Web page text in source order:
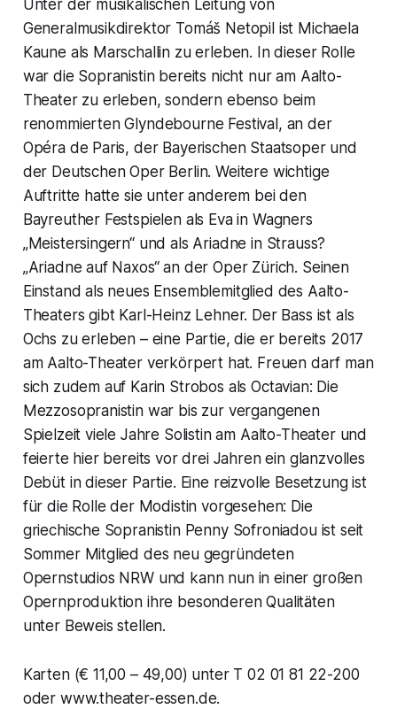
Unter der musikalischen Leitung von
Generalmusikdirektor Tomáš Netopil ist Michaela
Kaune als Marschallin zu erleben. In dieser Rolle
war die Sopranistin bereits nicht nur am Aalto-
Theater zu erleben, sondern ebenso beim
renommierten Glyndebourne Festival, an der
Opéra de Paris, der Bayerischen Staatsoper und
der Deutschen Oper Berlin. Weitere wichtige
Auftritte hatte sie unter anderem bei den
Bayreuther Festspielen als Eva in Wagners
„Meistersingern“ und als Ariadne in Strauss?
„Ariadne auf Naxos“ an der Oper Zürich. Seinen
Einstand als neues Ensemblemitglied des Aalto-
Theaters gibt Karl-Heinz Lehner. Der Bass ist als
Ochs zu erleben – eine Partie, die er bereits 2017
am Aalto-Theater verkörpert hat. Freuen darf man
sich zudem auf Karin Strobos als Octavian: Die
Mezzosopranistin war bis zur vergangenen
Spielzeit viele Jahre Solistin am Aalto-Theater und
feierte hier bereits vor drei Jahren ein glanzvolles
Debüt in dieser Partie. Eine reizvolle Besetzung ist
für die Rolle der Modistin vorgesehen: Die
griechische Sopranistin Penny Sofroniadou ist seit
Sommer Mitglied des neu gegründeten
Opernstudios NRW und kann nun in einer großen
Opernproduktion ihre besonderen Qualitäten
unter Beweis stellen.
Karten (€ 11,00 – 49,00) unter T 02 01 81 22-200
oder www.theater-essen.de.